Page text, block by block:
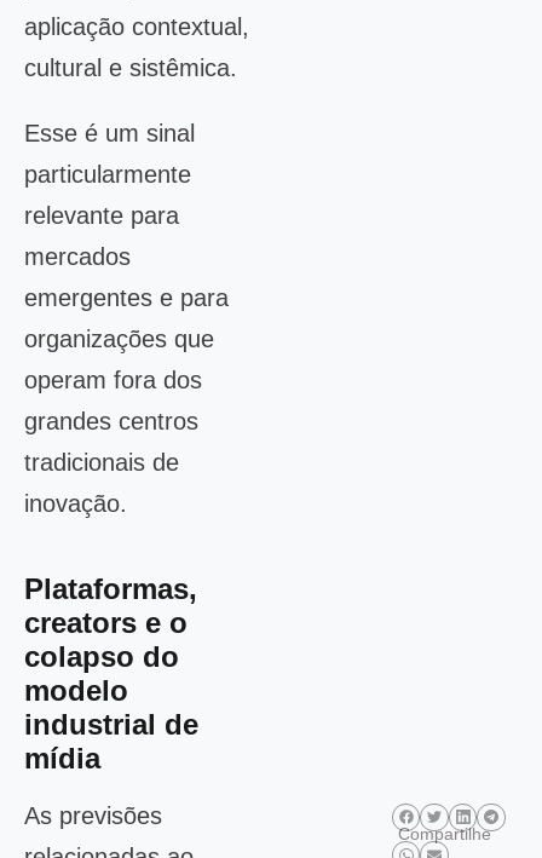
aplicação contextual,
cultural e sistêmica.
Esse é um sinal
particularmente
relevante para
mercados
emergentes e para
organizações que
operam fora dos
grandes centros
tradicionais de
inovação.
Plataformas,
creators e o
colapso do
modelo
industrial de
mídia
As previsões
Compartilhe